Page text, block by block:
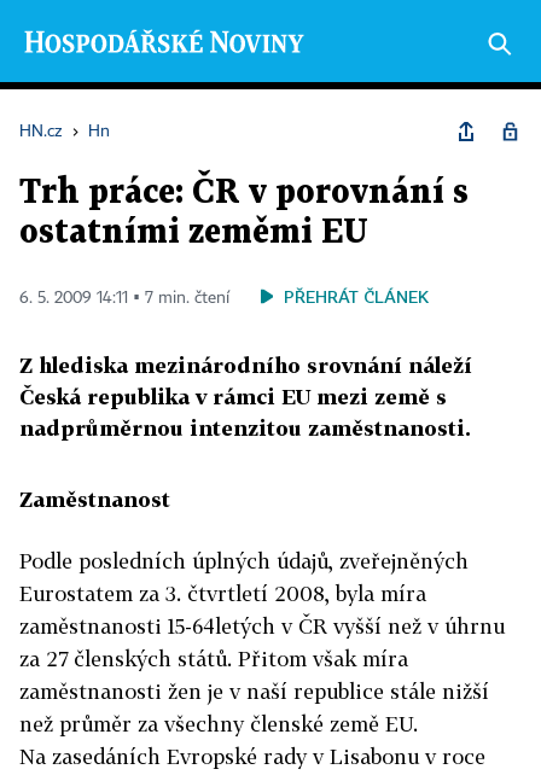
HN.cz › Hn
Trh práce: ČR v porovnání s
ostatními zeměmi EU
6. 5. 2009 14:11 ▪ 7 min. čtení PŘEHRÁT ČLÁNEK
Z hlediska mezinárodního srovnání náleží
Česká republika v rámci EU mezi země s
nadprůměrnou intenzitou zaměstnanosti.
Zaměstnanost
Podle posledních úplných údajů, zveřejněných
Eurostatem za 3. čtvrtletí 2008, byla míra
zaměstnanosti 15-64letých v ČR vyšší než v úhrnu
za 27 členských států. Přitom však míra
zaměstnanosti žen je v naší republice stále nižší
než průměr za všechny členské země EU.
Na zasedáních Evropské rady v Lisabonu v roce